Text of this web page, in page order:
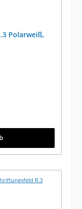
Polarweiß,